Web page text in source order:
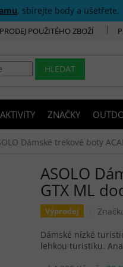
, sbírejte body a
PRODEJ POUŽITÉHO ZBOŽÍ
HLEDAT
AKTIVITY ZNAČKY
Dámské trekové boty
ASOLO
GTX ML
Výprodej
Dámské nízké
lehkou turistiku.